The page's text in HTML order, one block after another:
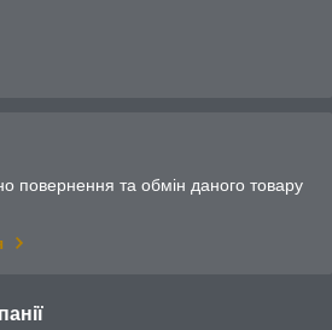
повернення та обмін даного товару